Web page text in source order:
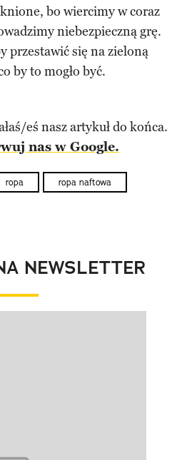
bo wiercimy w coraz
niebezpieczną grę.
przestawić się na zieloną
by to mogło być.
eś nasz artykuł do końca.
nas w Google.
ropa ropa naftowa
NEWSLETTER